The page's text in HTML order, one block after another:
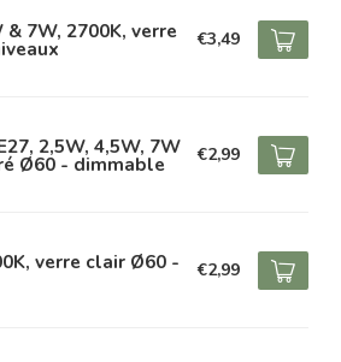
7W, 2700K, verre €3,49
2,5W, 4,5W, 7W
Ø60 - dimmable €2,99
verre clair Ø60 - €2,99